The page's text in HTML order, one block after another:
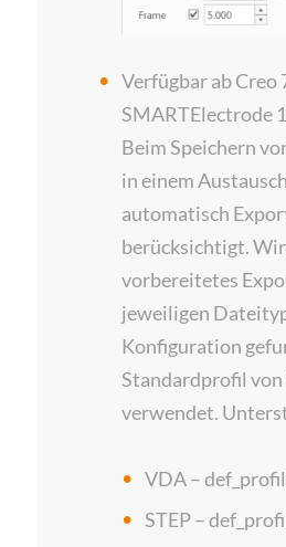
Verfügbar ab Creo
SMARTElectrode
Beim Speichern
in einem
automatisch
berücksichtigt.
vorbereitetes
jeweiligen
Konfiguration
Standardprofil von
verwendet.
VDA –
STEP –